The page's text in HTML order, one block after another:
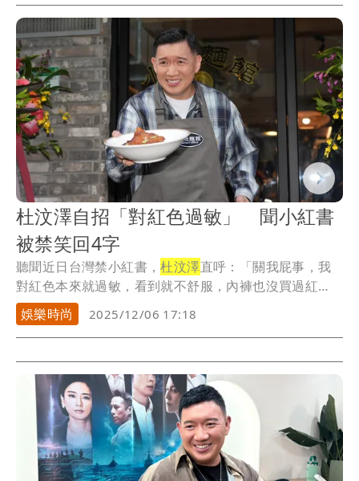
杜汶澤自招「對紅色過敏」 聞小紅書
被禁笑回4字
聽聞近日台灣禁小紅書，杜汶澤直呼：「關我屁事，我
對紅色本來就過敏，看到就不舒服，內褲也沒買過紅
色，稍...
娛樂時尚 2025/12/06 17:18